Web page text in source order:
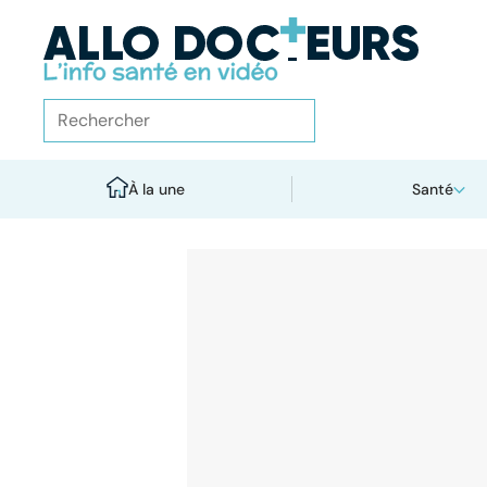
À la une Santé